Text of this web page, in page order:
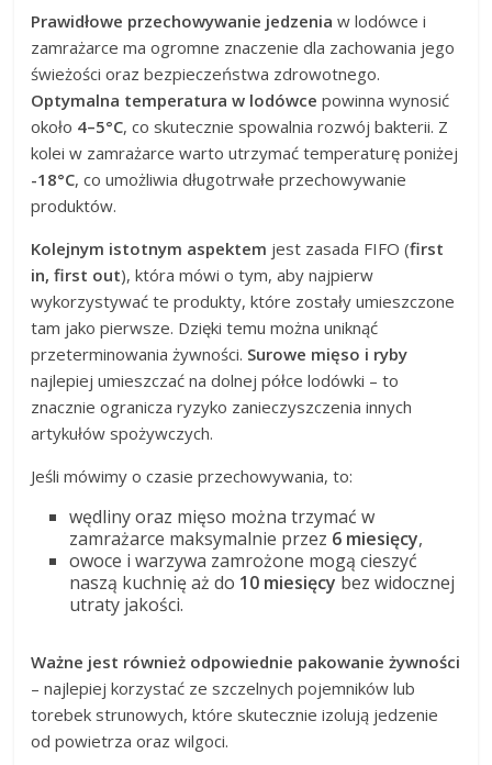
Prawidłowe przechowywanie jedzenia w lodówce i
zamrażarce ma ogromne znaczenie dla zachowania jego
świeżości oraz bezpieczeństwa zdrowotnego.
Optymalna temperatura w lodówce powinna wynosić
około 4–5°C, co skutecznie spowalnia rozwój bakterii. Z
kolei w zamrażarce warto utrzymać temperaturę poniżej
-18°C, co umożliwia długotrwałe przechowywanie
produktów.
Kolejnym istotnym aspektem jest zasada FIFO (first
in, first out), która mówi o tym, aby najpierw
wykorzystywać te produkty, które zostały umieszczone
tam jako pierwsze. Dzięki temu można uniknąć
przeterminowania żywności. Surowe mięso i ryby
najlepiej umieszczać na dolnej półce lodówki – to
znacznie ogranicza ryzyko zanieczyszczenia innych
artykułów spożywczych.
Jeśli mówimy o czasie przechowywania, to:
wędliny oraz mięso można trzymać w
zamrażarce maksymalnie przez 6 miesięcy,
owoce i warzywa zamrożone mogą cieszyć
naszą kuchnię aż do 10 miesięcy bez widocznej
utraty jakości.
Ważne jest również odpowiednie pakowanie żywności
– najlepiej korzystać ze szczelnych pojemników lub
torebek strunowych, które skutecznie izolują jedzenie
od powietrza oraz wilgoci.